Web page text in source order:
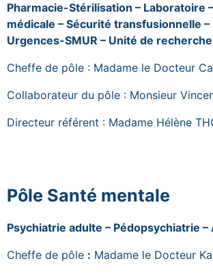
Pharmacie-Stérilisation – Laboratoire
médicale – Sécurité transfusionnelle –
Urgences-SMUR – Unité de
Cheffe de pôle : Madame le Docteur
Collaborateur du pôle : Monsieur
Directeur référent : Madame Hélène
Pôle Santé mentale
Psychiatrie adulte – Pédopsychiatrie
Cheffe de pôle : Madame le Docteur